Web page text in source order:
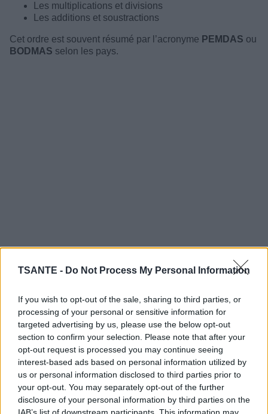
TSANTE - Do Not Process My Personal Information
If you wish to opt-out of the sale, sharing to third parties, or
processing of your personal or sensitive information for
targeted advertising by us, please use the below opt-out
section to confirm your selection. Please note that after your
opt-out request is processed you may continue seeing
interest-based ads based on personal information utilized by
us or personal information disclosed to third parties prior to
your opt-out. You may separately opt-out of the further
disclosure of your personal information by third parties on the
IAB’s list of downstream participants. This information may
Les multiplications et divisions
Les additions et soustractions
Cet ordre est souvent résumé par l’acronyme PEMDAS ou
BODMAS selon les pays.
2- Résolution étape par étape
Équation :7 + 7 ÷ 7 + 7 × 7 – 7